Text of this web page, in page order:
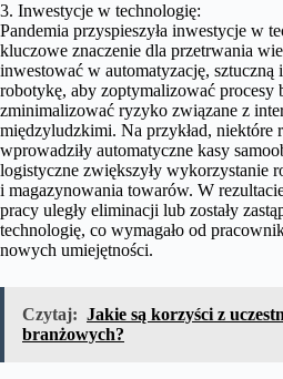
3. Inwestycje w technologię:
Pandemia przyspieszyła inwestycje w
kluczowe znaczenie dla przetrwania
inwestować w automatyzację, sztuczną
robotykę, aby zoptymalizować procesy
zminimalizować ryzyko związane z
międzyludzkimi. Na przykład, niektóre
wprowadziły automatyczne kasy
logistyczne zwiększyły wykorzystanie
i magazynowania towarów. W
pracy uległy eliminacji lub zostały
technologię, co wymagało od
nowych umiejętności.
Czytaj: Jakie są korzyści z
branżowych?